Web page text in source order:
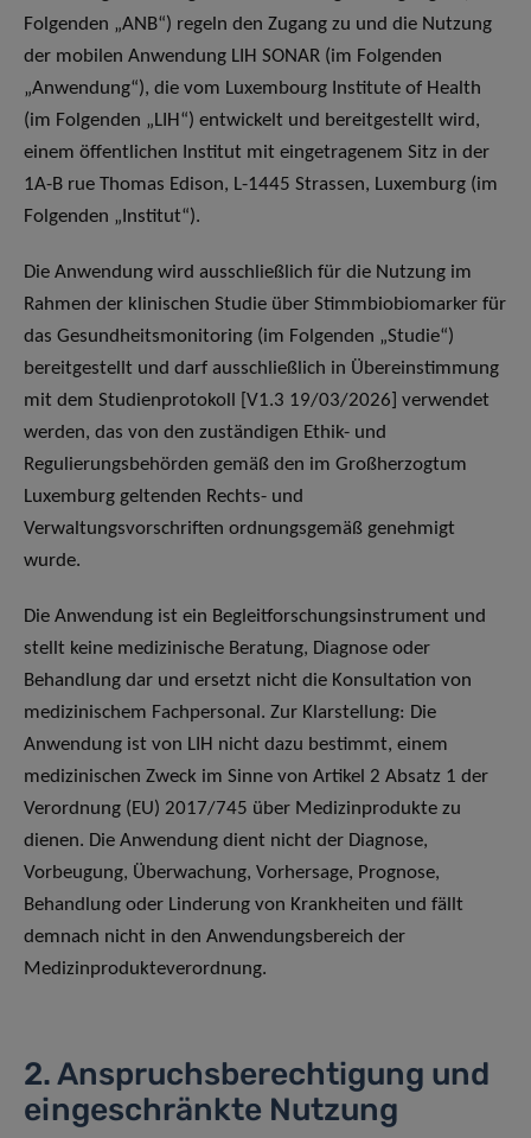
Folgenden „ANB“) regeln den Zugang zu und die Nutzung
der mobilen Anwendung LIH SONAR (im Folgenden
„Anwendung“), die vom Luxembourg Institute of Health
(im Folgenden „LIH“) entwickelt und bereitgestellt wird,
einem öffentlichen Institut mit eingetragenem Sitz in der
1A-B rue Thomas Edison, L-1445 Strassen, Luxemburg (im
Folgenden „Institut“).
Die Anwendung wird ausschließlich für die Nutzung im
Rahmen der klinischen Studie über Stimmbiobiomarker für
das Gesundheitsmonitoring (im Folgenden „Studie“)
bereitgestellt und darf ausschließlich in Übereinstimmung
mit dem Studienprotokoll [V1.3 19/03/2026] verwendet
werden, das von den zuständigen Ethik- und
Regulierungsbehörden gemäß den im Großherzogtum
Luxemburg geltenden Rechts- und
Verwaltungsvorschriften ordnungsgemäß genehmigt
wurde.
Die Anwendung ist ein Begleitforschungsinstrument und
stellt keine medizinische Beratung, Diagnose oder
Behandlung dar und ersetzt nicht die Konsultation von
medizinischem Fachpersonal. Zur Klarstellung: Die
Anwendung ist von LIH nicht dazu bestimmt, einem
medizinischen Zweck im Sinne von Artikel 2 Absatz 1 der
Verordnung (EU) 2017/745 über Medizinprodukte zu
dienen. Die Anwendung dient nicht der Diagnose,
Vorbeugung, Überwachung, Vorhersage, Prognose,
Behandlung oder Linderung von Krankheiten und fällt
demnach nicht in den Anwendungsbereich der
Medizinprodukteverordnung.
2. Anspruchsberechtigung und
eingeschränkte Nutzung